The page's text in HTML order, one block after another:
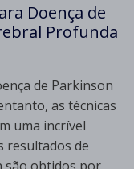
Doença de
Profunda
de Parkinson
as técnicas
uma incrível
resultados de